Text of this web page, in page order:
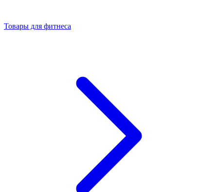
Товары для фитнеса